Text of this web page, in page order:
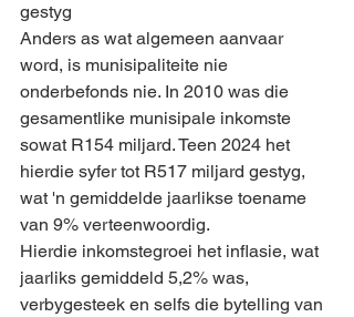
gestyg
Anders as wat algemeen aanvaar
word, is munisipaliteite nie
onderbefonds nie. In 2010 was die
gesamentlike munisipale inkomste
sowat R154 miljard. Teen 2024 het
hierdie syfer tot R517 miljard gestyg,
wat 'n gemiddelde jaarlikse toename
van 9% verteenwoordig.
Hierdie inkomstegroei het inflasie, wat
jaarliks gemiddeld 5,2% was,
verbygesteek en selfs die bytelling van